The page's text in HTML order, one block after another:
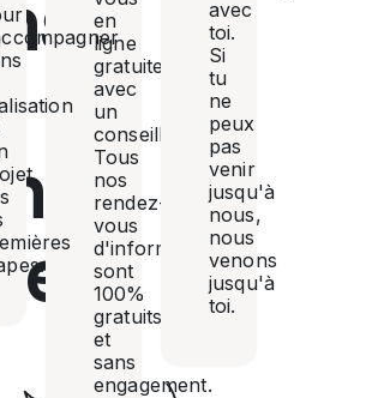
en
ligne
gratuitement
avec
un
conseiller.
Tous
nos
rendez-
vous
d'information
sont
100%
gratuits
et
sans
engagement.
avec
toi.
Si
tu
ne
peux
pas
venir
jusqu'à
nous,
nous
venons
jusqu'à
toi.